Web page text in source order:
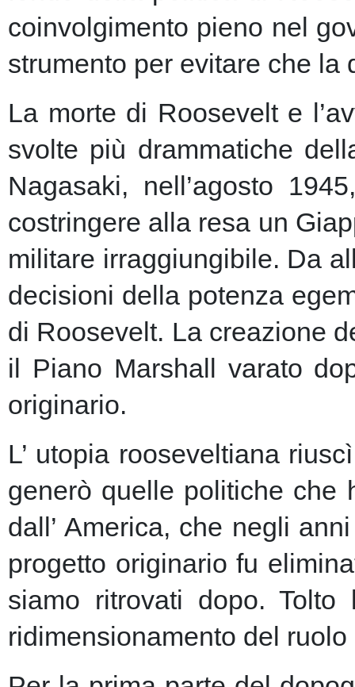
coinvolgimento pieno nel
strumento per evitare che
La morte di Roosevelt e
svolte più drammatiche
Nagasaki, nell’agosto
costringere alla resa un
militare irraggiungibile. Da
decisioni della potenza
di Roosevelt. La creazione
il Piano Marshall varato
originario.
L’ utopia rooseveltiana
generò quelle politiche che
dall’ America, che negli
progetto originario fu
siamo ritrovati dopo.
ridimensionamento del